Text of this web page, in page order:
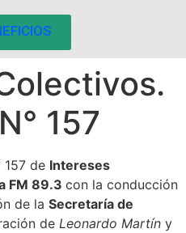
157
157 de Intereses
FM 89.3 con la conducción
de la Secretaría de
de Leonardo Martín y